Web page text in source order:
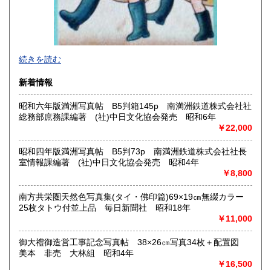
2026年で創業45年目になります。
沿線名：(無店舗)
最寄駅：(無店舗)
営業時間：10:00〜18:00
書籍の買取について
取り扱い分野
古典籍、近代文献、趣味、サブカルチャー、古書一般（その
和本・開拓/植民資料・戦時資料・文学一般・詩歌句集・児童
書 ・児童資料・芸能/サブカル・広告資料・ポスター・版画/
刷り物 ・絵葉書・双六・地図/鳥瞰図
続きを読む
新着情報
昭和六年版満洲写真帖 B5判箱145p 南満洲鉄道株式会社社
総務部庶務課編著 (社)中日文化協会発売 昭和6年
￥22,000
昭和四年版満洲写真帖 B5判73p 南満洲鉄道株式会社社長
室情報課編著 (社)中日文化協会発売 昭和4年
￥8,800
南方共栄圏天然色写真集(タイ・佛印篇)69×19㎝無綴カラー
25枚タトウ付並上品 毎日新聞社 昭和18年
￥11,000
御大禮御造営工事記念写真帖 38×26㎝写真34枚＋配置図
美本 非売 大林組 昭和4年
￥16,500